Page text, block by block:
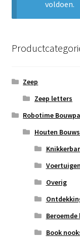
voldoen.
Zeep
Zeep letters
Robotime
Houten
Voertuigen
Overig
Book